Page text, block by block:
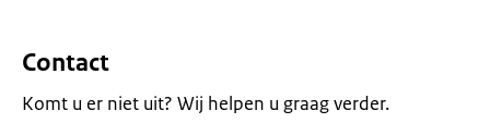
Contact
Komt u er niet uit? Wij helpen u graag verder.